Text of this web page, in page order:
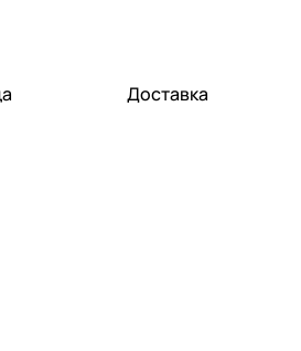
Доставка